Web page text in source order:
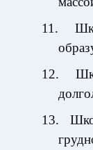
11.
12.
13.